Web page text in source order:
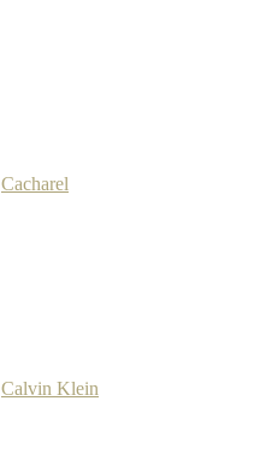
Cacharel
Calvin Klein